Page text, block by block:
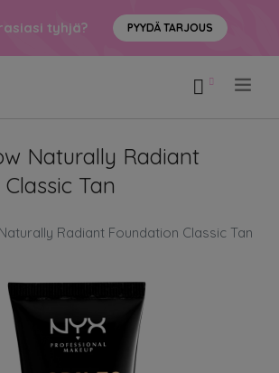
tyhjä? PYYDÄ TARJOUS
Naturally Radiant
Tan
Radiant Foundation Classic Tan